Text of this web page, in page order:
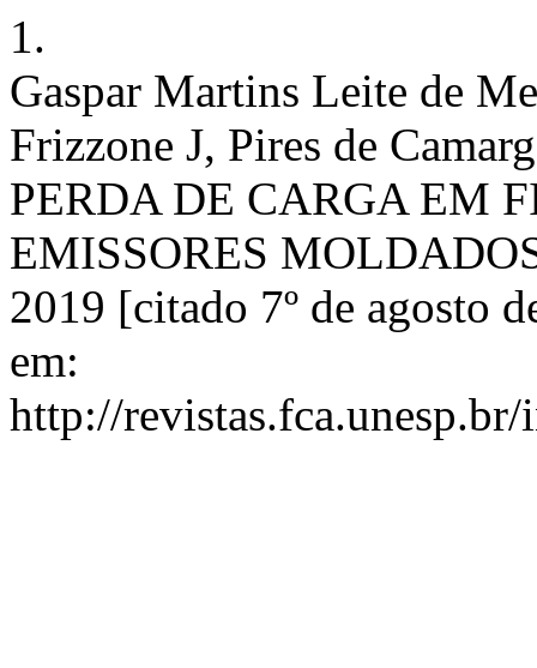
1.
Gaspar Martins Leite de
Frizzone J, Pires de
PERDA DE CARGA EM
EMISSORES
2019 [citado 7º de agosto
em:
http://